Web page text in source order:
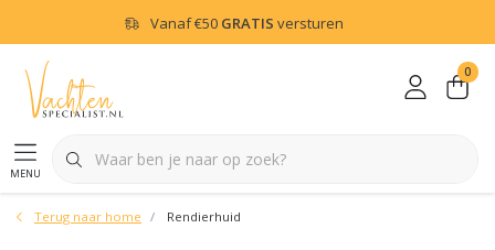
Vanaf€50 GRATIS versturen
menu
0
Terug naar home Rendierhuid